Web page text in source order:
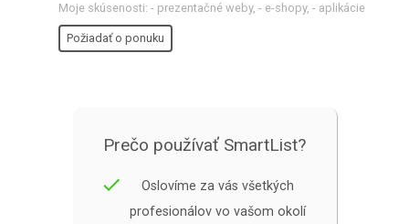
Moje skúsenosti: - prezentačné weby, - e-shopy, - aplikácie
Požiadať o ponuku
Prečo používať SmartList?
done
Oslovíme za vás všetkých
profesionálov vo vašom okolí